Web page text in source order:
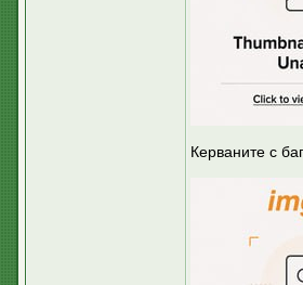
Керваните с